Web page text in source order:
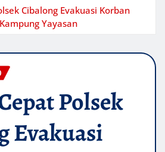
Cibalong Evakuasi Korban
Yayasan
Polsek
Evakuasi